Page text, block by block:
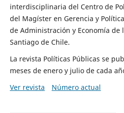
interdisciplinaria del Centro de
del Magíster en Gerencia y
de Administración y Economía de
Santiago de Chile.
La revista Políticas Públicas se
meses de enero y julio de cada
Ver revista
Número actual